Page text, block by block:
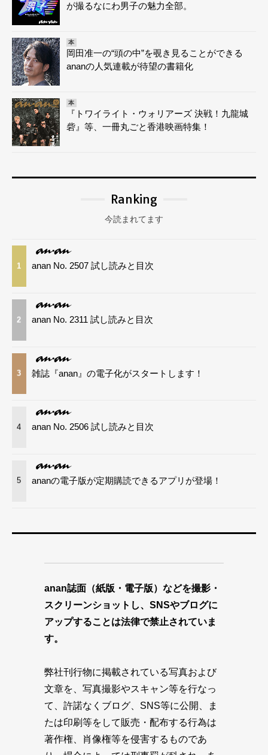
が撮るなにわ男子の魅力全部。
本
岡田准一の“頭の中”を覗き見ることができる
ananの人気連載が待望の書籍化
本
『トワイライト・ウォリアーズ 決戦！九龍城
砦』等、一冊丸ごと香港映画特集！
Ranking
今読まれてます
1 anan No. 2507 試し読みと目次
2 anan No. 2311 試し読みと目次
3 雑誌『anan』の電子化がスタートします！
4 anan No. 2506 試し読みと目次
5 ananの電子版が定期購読できるアプリが登場！
anan誌面（紙版・電子版）などを撮影・
スクリーンショットし、SNSやブログに
アップすることは法律で禁止されていま
す。
弊社刊行物に掲載されている写真および
文章を、写真撮影やスキャン等を行なっ
て、許諾なくブログ、SNS等に公開、ま
たは印刷等をして販売・配布する行為は
著作権、肖像権等を侵害するものであ